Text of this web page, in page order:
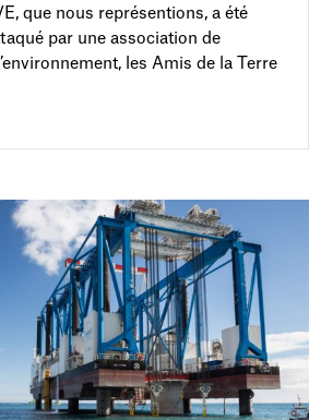
que nous représentions, a été
par une association de
les Amis de la Terre